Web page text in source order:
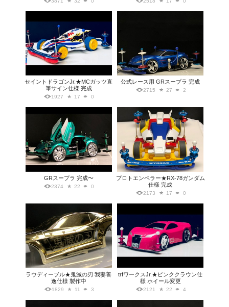
セイントドラゴンJr.★MCガッツ直
筆サイン仕様 完成
1927 17 0
公式レース用 GRスープラ 完成
2715 27 2
GRスープラ 完成〜
2374 22 0
プロトエンペラー★RX-78ガンダム
仕様 完成
2173 17 0
ラウディーブル★鬼滅の刃 我妻善
逸仕様 製作中
1829 11 3
trfワークスJr.★ピンククラウン仕
様 ホイール変更
2121 22 4